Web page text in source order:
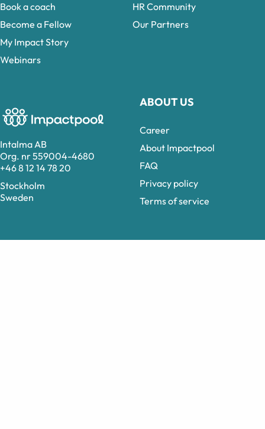
Intalma AB
Org. nr 559004-4680
+46 8 12 14 78 20
Stockholm
Sweden
ABOUT US
Career
About Impactpool
FAQ
Privacy policy
Terms of service
Book a coach
Become a Fellow
My Impact Story
Webinars
HR Community
Our Partners